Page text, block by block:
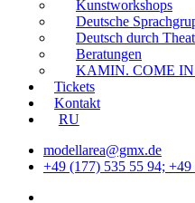
Kunstworkshops
Deutsche
Deutsch durch
Beratungen
KAMIN. COME
Tickets
Kontakt
RU
modellarea@gmx.de
+49 (177) 535 55 94;